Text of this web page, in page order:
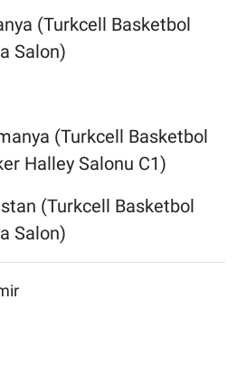
(Turkcell Basketbol
Salon)
(Turkcell Basketbol
Halley Salonu C1)
(Turkcell Basketbol
Salon)